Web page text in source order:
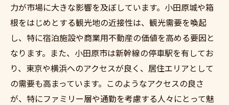
力が市場に大きな影響を及ぼしています。小田原城や箱
根をはじめとする観光地の近接性は、観光需要を喚起
し、特に宿泊施設や商業用不動産の価値を高める要因と
なります。また、小田原市は新幹線の停車駅を有してお
り、東京や横浜へのアクセスが良く、居住エリアとして
の需要も高まっています。このようなアクセスの良さ
が、特にファミリー層や通勤を考慮する人々にとって魅